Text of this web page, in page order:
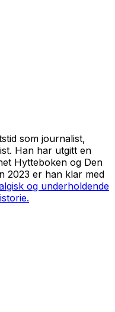
som journalist,
Han har utgitt en
Hytteboken og Den
2023 er han klar med
og underholdende
.